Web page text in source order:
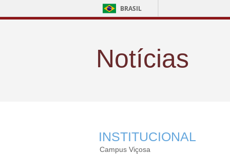
BRASIL
Notícias
INSTITUCIONAL
Campus Viçosa